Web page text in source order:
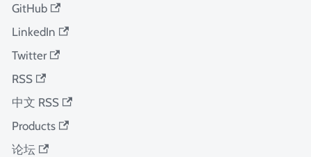
GitHub
LinkedIn
Twitter
RSS
中文 RSS
Products
论坛